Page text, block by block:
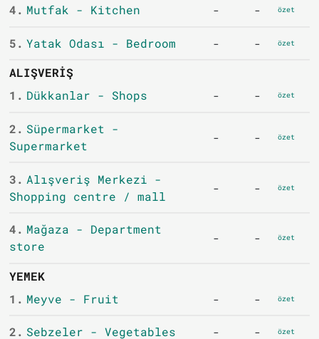
4. Mutfak - Kitchen - - özet
5. Yatak Odası - Bedroom - - özet
ALIŞVERIŞ
1. Dükkanlar - Shops - - özet
2. Süpermarket -
Supermarket
- - özet
3. Alışveriş Merkezi -
Shopping centre / mall
- - özet
4. Mağaza - Department
store
- - özet
YEMEK
1. Meyve - Fruit - - özet
2. Sebzeler - Vegetables - - özet